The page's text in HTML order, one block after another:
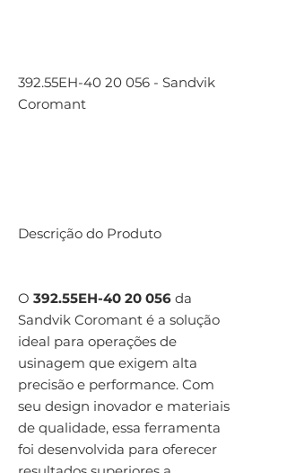
392.55EH-40 20 056 - Sandvik
Coromant
Descrição do Produto
O 392.55EH-40 20 056 da
Sandvik Coromant é a solução
ideal para operações de
usinagem que exigem alta
precisão e performance. Com
seu design inovador e materiais
de qualidade, essa ferramenta
foi desenvolvida para oferecer